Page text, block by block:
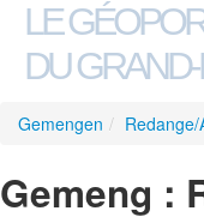
LE
DU
Gemengen /
Gemeng :